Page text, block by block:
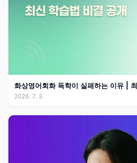
화상영어회화 독학이 실패하는 이유 |
2026. 7. 3.